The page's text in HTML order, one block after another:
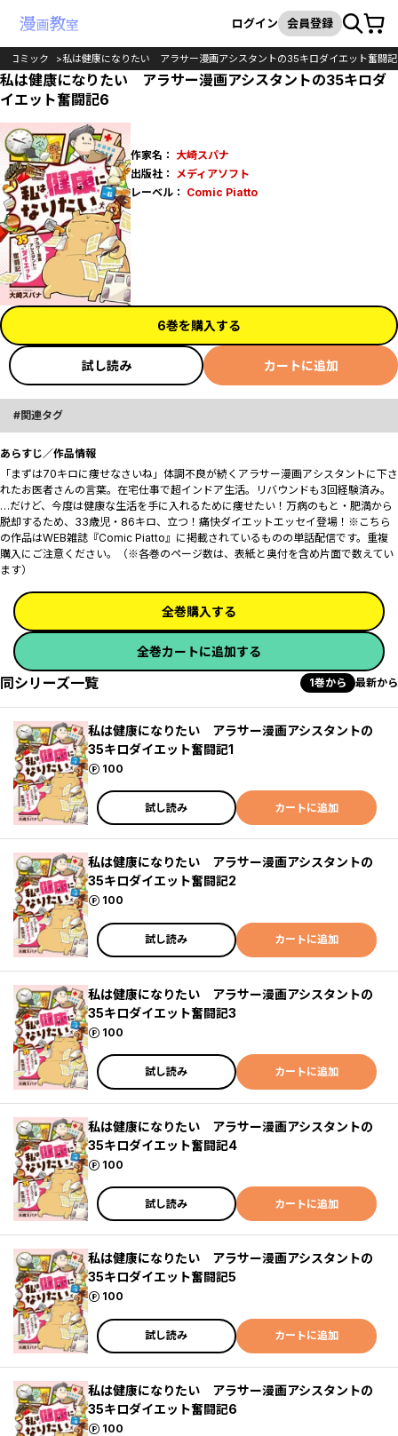
検索
ログイン 会員登録カート
コミック 私は健康になりたい アラサー漫画アシスタントの35キロダイエット奮闘記
私は健康になりたい アラサー漫画アシスタントの35キロダ
イエット奮闘記6
作家名： 大崎スパナ
出版社： メディアソフト
レーベル： Comic Piatto
6巻を購入する
試し読み カートに追加
関連タグ
あらすじ／作品情報
「まずは70キロに痩せなさいね」体調不良が続くアラサー漫画アシスタントに下さ
れたお医者さんの言葉。在宅仕事で超インドア生活。リバウンドも3回経験済み。
…だけど、今度は健康な生活を手に入れるために痩せたい！万病のもと・肥満から
脱却するため、33歳児・86キロ、立つ！痛快ダイエットエッセイ登場！※こちら
の作品はWEB雑誌『Comic Piatto』に掲載されているものの単話配信です。重複
購入にご注意ください。（※各巻のページ数は、表紙と奥付を含め片面で数えてい
ます）
全巻購入する
全巻カートに追加する
同シリーズ一覧 1巻から 最新から
私は健康になりたい アラサー漫画アシスタントの
35キロダイエット奮闘記1
100
ポイント
試し読み カートに追加
私は健康になりたい アラサー漫画アシスタントの
35キロダイエット奮闘記2
100
ポイント
試し読み カートに追加
私は健康になりたい アラサー漫画アシスタントの
35キロダイエット奮闘記3
100
ポイント
試し読み カートに追加
私は健康になりたい アラサー漫画アシスタントの
35キロダイエット奮闘記4
100
ポイント
試し読み カートに追加
私は健康になりたい アラサー漫画アシスタントの
35キロダイエット奮闘記5
100
ポイント
試し読み カートに追加
私は健康になりたい アラサー漫画アシスタントの
35キロダイエット奮闘記6
100
ポイント